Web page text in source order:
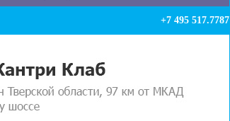
+7 495 517.7787